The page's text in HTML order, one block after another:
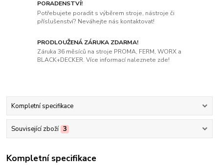
PORADENSTVÍ!
Potřebujete poradit s výběrem stroje, nástroje či
příslušenství? Neváhejte nás kontaktovat!
PRODLOUŽENÁ ZÁRUKA ZDARMA!
Záruka 36 měsíců na stroje PROMA, FERM, WORX a
BLACK+DECKER. Více informací naleznete zde!
Kompletní specifikace
Související zboží 3
Kompletní specifikace